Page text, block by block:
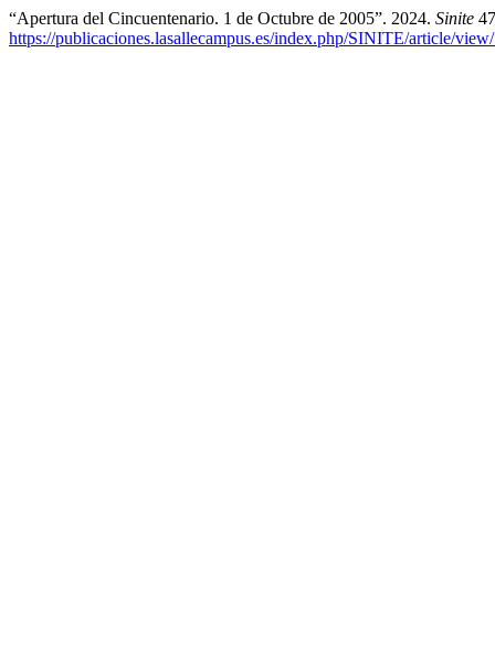
“Apertura del Cincuentenario. 1 de Octubre de 2005”. 2024. Sinite
https://publicaciones.lasallecampus.es/index.php/SINITE/article/